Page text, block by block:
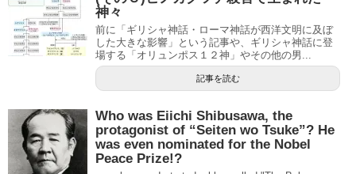
神々
前に「ギリシャ神話・ローマ神話が西洋文明に及ぼ
した大きな影響」という記事や、ギリシャ神話に登
場する「オリュンポス１２神」やその他の男...
記事を読む
Who was Eiichi Shibusawa, the
protagonist of “Seiten wo Tsuke”? He
was even nominated for the Nobel
Peace Prize!?